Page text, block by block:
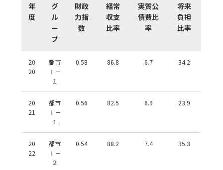
年
度
グ
ル
ー
プ
財政
力指
数
経常
収支
比率
実質公
債費比
率
将来
負担
比率
20
20
都市
Ⅰ－
１
0.58 86.8 6.7 34.2
20
21
都市
Ⅰ－
１
0.56 82.5 6.9 23.9
20
22
都市
Ⅰ－
２
0.54 88.2 7.4 35.3